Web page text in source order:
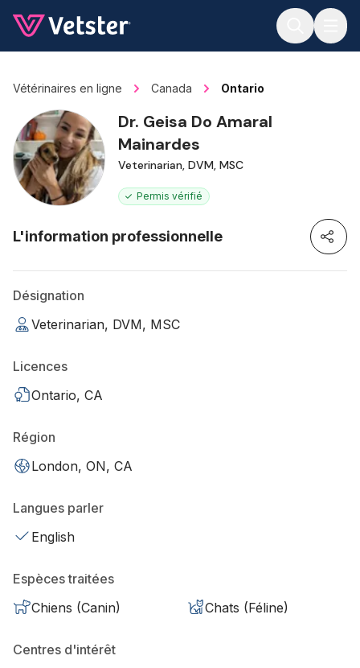
Vétérinaires en ligne Canada Ontario
Dr. Geisa Do Amaral
Mainardes
Veterinarian, DVM, MSC
Permis vérifié
L'information professionnelle
Désignation
Veterinarian, DVM, MSC
Licences
Ontario, CA
Région
London, ON, CA
Langues parler
English
Espèces traitées
Chiens (Canin)
Chats (Féline)
Centres d'intérêt